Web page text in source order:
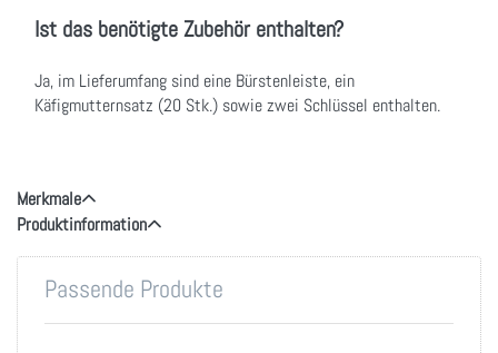
Ist das benötigte Zubehör enthalten?
Ja, im Lieferumfang sind eine Bürstenleiste, ein
Käfigmutternsatz (20 Stk.) sowie zwei Schlüssel enthalten.
Merkmale
Produktinformation
Passende Produkte